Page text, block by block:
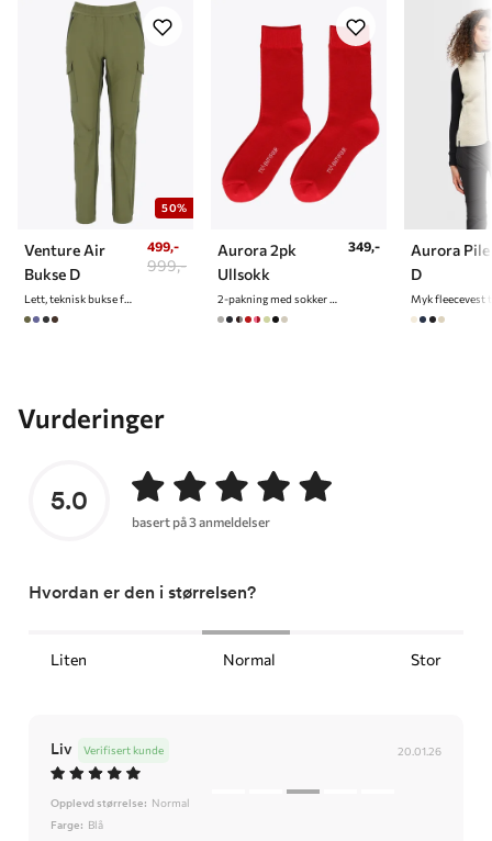
50%
Venture Air
Bukse D
Lett, teknisk bukse for dame
499,-
999,-
Aurora 2pk
Ullsokk
2-pakning med sokker i ullblanding
349,-
Aurora Pile
D
Myk fleecevest
Vurderinger
5.0
basert på 3 anmeldelser
Hvordan er den i størrelsen?
Liten Normal Stor
Liv 20.01.26
Verifisert kunde
Opplevd størrelse: Normal
Farge: Blå